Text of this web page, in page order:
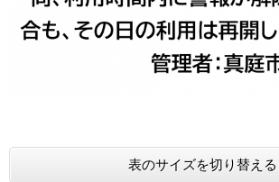
表のサイズを切り替える